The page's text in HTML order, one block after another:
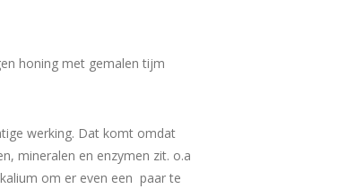
honing met gemalen tijm
werking. Dat komt omdat
mineralen en enzymen zit. o.a
om er even een paar te